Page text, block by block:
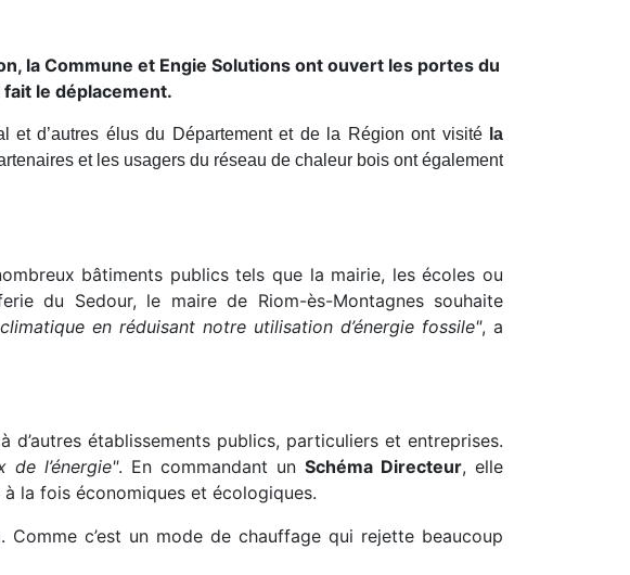
la Commune et Engie Solutions ont ouvert les portes du
le déplacement.
et d’autres élus du Département et de la Région ont visité la
et les usagers du réseau de chaleur bois ont également
bâtiments publics tels que la mairie, les écoles ou
du Sedour, le maire de Riom-ès-Montagnes souhaite
en réduisant notre utilisation d’énergie fossile", a
d’autres établissements publics, particuliers et entreprises.
l’énergie". En commandant un Schéma Directeur, elle
à la fois économiques et écologiques.
. Comme c’est un mode de chauffage qui rejette beaucoup